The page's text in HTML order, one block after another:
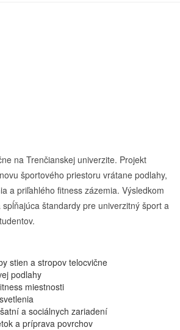
na Trenčianskej univerzite. Projekt
športového priestoru vrátane podlahy,
a priľahlého fitness zázemia. Výsledkom
štandardy pre univerzitný šport a
stien a stropov telocvične
podlahy
miestnosti
a sociálnych zariadení
a príprava povrchov